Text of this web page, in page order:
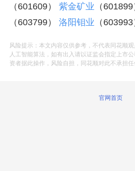
（601609） 紫金矿业 （601899
（603799） 洛阳钼业 （603993
风险提示：本文内容仅供参考，不代表同花顺
人工智能算法，如有出入请以证监会指定上市
资者据此操作，风险自担，同花顺对此不承担
官网首页